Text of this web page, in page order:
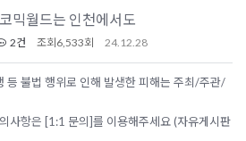
믹월드는 인천에서도
2건 조회 6,533회 24.12.28
등 불법 행위로 인해 발생한 피해는 주최/주관/
사항은 [1:1 문의]를 이용해주세요 (자유게시판